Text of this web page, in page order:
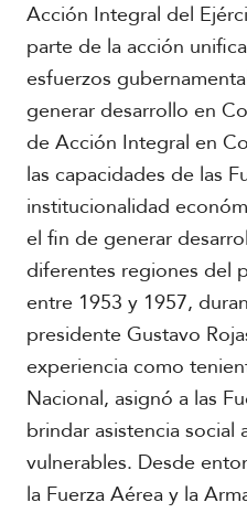
S
u
d
a
é
r
c
a
C
n
t
r
o
a
m
é
r
Acción Integral del
parte de la acción
esfuerzos
generar desarrollo en
de Acción Integral en
las capacidades de las
institucionalidad
el fin de generar
diferentes regiones del
entre 1953 y 1957,
presidente Gustavo
experiencia como
Nacional, asignó a las
brindar asistencia social
vulnerables. Desde
la Fuerza Aérea y la